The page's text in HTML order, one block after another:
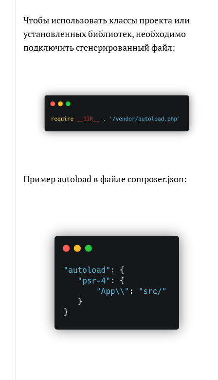
Чтобы использовать классы проекта или
установленных библиотек, необходимо
подключить сгенерированный файл:
Пример autoload в файле composer.json: